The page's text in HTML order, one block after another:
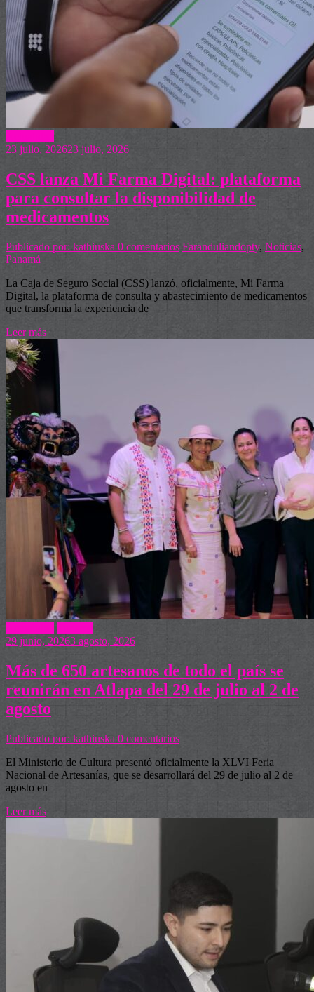
23 julio, 202623 julio, 2026
CSS lanza Mi Farma Digital: plataforma
para consultar la disponibilidad de
medicamentos
Publicado por: kathiuska 0 comentarios Faranduliandopty, Noticias,
Panamá
La Caja de Seguro Social (CSS) lanzó, oficialmente, Mi Farma
Digital, la plataforma de consulta y abastecimiento de medicamentos
que transforma la experiencia de
Leer más
29 junio, 20263 agosto, 2026
Más de 650 artesanos de todo el país se
reunirán en Atlapa del 29 de julio al 2 de
agosto
Publicado por: kathiuska 0 comentarios
El Ministerio de Cultura presentó oficialmente la XLVI Feria
Nacional de Artesanías, que se desarrollará del 29 de julio al 2 de
agosto en
Leer más